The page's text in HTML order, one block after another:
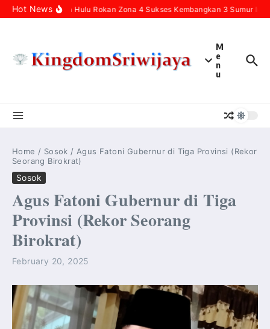
Skip to content
Hot News
Pertamina Hulu Rokan Zona 4 Sukses Kembangkan 3 Sumur Infill
M
e
n
u
Home / Sosok / Agus Fatoni Gubernur di Tiga Provinsi (Rekor
Seorang Birokrat)
Sosok
Agus Fatoni Gubernur di Tiga
Provinsi (Rekor Seorang
Birokrat)
February 20, 2025